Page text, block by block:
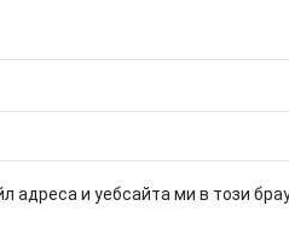
адреса и уебсайта ми в този